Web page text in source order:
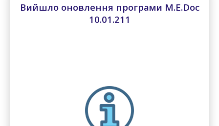
Вийшло оновлення програми M.E.Doc
10.01.211